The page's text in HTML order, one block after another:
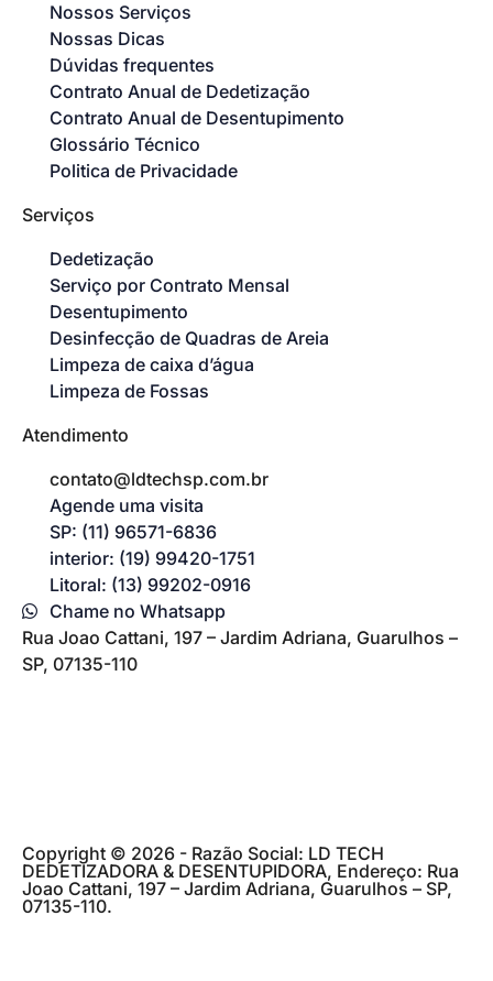
Nossos Serviços
Nossas Dicas
Dúvidas frequentes
Contrato Anual de Dedetização
Contrato Anual de Desentupimento
Glossário Técnico
Politica de Privacidade
Serviços
Dedetização
Serviço por Contrato Mensal
Desentupimento
Desinfecção de Quadras de Areia
Limpeza de caixa d’água
Limpeza de Fossas
Atendimento
contato@ldtechsp.com.br
Agende uma visita
SP: (11) 96571-6836
interior: (19) 99420-1751
Litoral: (13) 99202-0916
Chame no Whatsapp
Rua Joao Cattani, 197 – Jardim Adriana, Guarulhos –
SP, 07135-110
Copyright © 2026 - Razão Social: LD TECH
DEDETIZADORA & DESENTUPIDORA, Endereço: Rua
Joao Cattani, 197 – Jardim Adriana, Guarulhos – SP,
07135-110.